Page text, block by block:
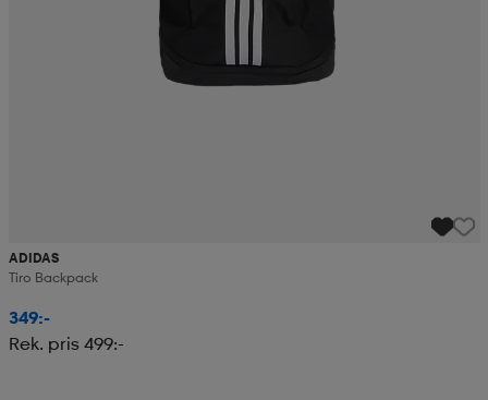
ADIDAS
Tiro Backpack
349:-
Rek. pris 499:-